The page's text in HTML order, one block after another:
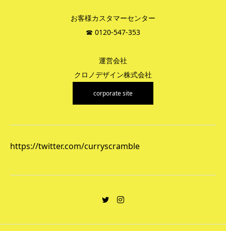
お客様カスタマーセンター
☎︎ 0120-547-353
運営会社
クロノデザイン株式会社
corporate site
https://twitter.com/curryscramble